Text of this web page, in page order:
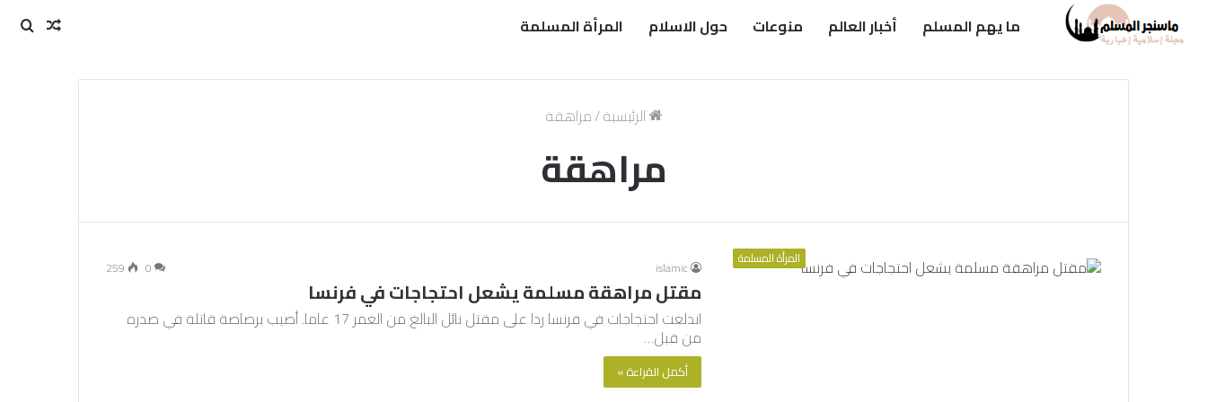
ما يهم المسلم أخبار العالم منوعات حول الاسلام المرأة المسلمة
مقال
الرئيسية/مراهقة
مراهقة
المرأة المسلمة islamic
0
259
مقتل مراهقة مسلمة يشعل احتجاجات في فرنسا
اندلعت احتجاجات في فرنسا ردا على مقتل نائل البالغ من العمر 17 عاما. أصيب برصاصة قاتلة في صدره
من قبل…
أكمل القراءة »